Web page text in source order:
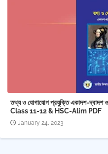
তথ্য ও যোগাযোগ প্রযুক্তি একাদশ-
Class 11-12 & HSC-Alim PDF
January 24, 2023